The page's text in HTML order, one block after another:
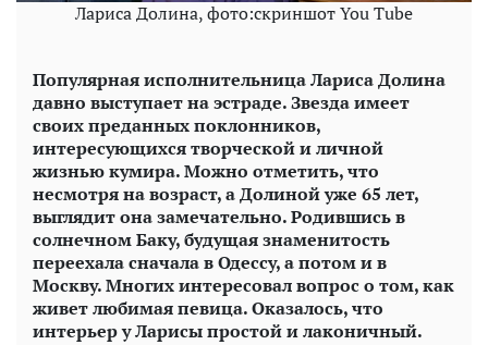
Лариса Долина, фото:скриншот You Tube
Популярная исполнительница Лариса Долина
давно выступает на эстраде. Звезда имеет
своих преданных поклонников,
интересующихся творческой и личной
жизнью кумира. Можно отметить, что
несмотря на возраст, а Долиной уже 65 лет,
выглядит она замечательно. Родившись в
солнечном Баку, будущая знаменитость
переехала сначала в Одессу, а потом и в
Москву. Многих интересовал вопрос о том, как
живет любимая певица. Оказалось, что
интерьер у Ларисы простой и лаконичный.